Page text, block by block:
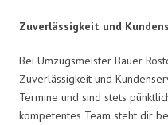
Zuverlässigkeit und
Bei Umzugsmeister Bauer
Zuverlässigkeit und
Termine und sind stets
kompetentes Team steht dir